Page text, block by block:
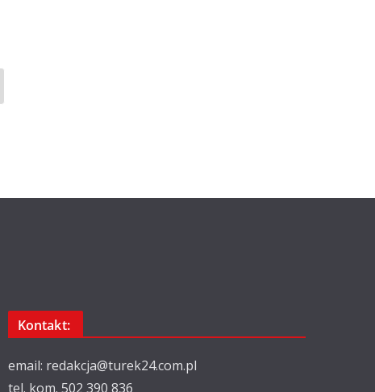
Kontakt:
email: redakcja@turek24.com.pl
tel. kom. 502 390 836